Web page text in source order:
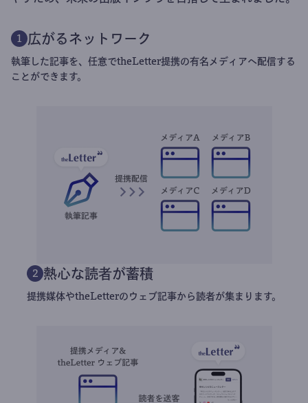
1 広がるネットワーク
執筆した記事を、任意でtheLetter提携の有名メディアへ配信する
ことができます。
2 熱心な読者が蓄積
提携媒体やtheLetterのウェブ記事から読者が集まります。